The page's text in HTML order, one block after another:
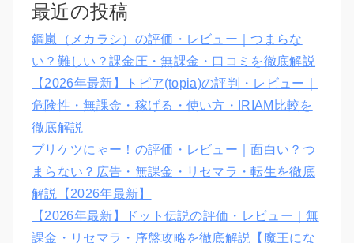
最近の投稿
鋼嵐（メカラシ）の評価・レビュー｜つまらな
い？難しい？課金圧・無課金・口コミを徹底解説
【2026年最新】トピア(topia)の評判・レビュー｜
危険性・無課金・稼げる・使い方・IRIAM比較を
徹底解説
プリケツにゃー！の評価・レビュー｜面白い？つ
まらない？広告・無課金・リセマラ・転生を徹底
解説【2026年最新】
【2026年最新】ドット伝説の評価・レビュー｜無
課金・リセマラ・序盤攻略を徹底解説【魔王にな